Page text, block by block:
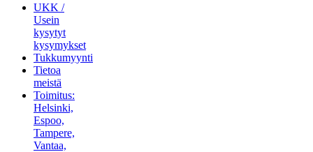
UKK /
Usein
kysytyt
kysymykset
Tukkumyynti
Tietoa
meistä
Toimitus:
Helsinki,
Espoo,
Tampere,
Vantaa,